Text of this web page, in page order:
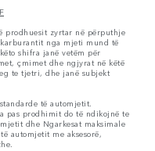
prodhuesit zyrtar në përputhje
nga mjeti mund të
shifra janë vetëm për
çmimet dhe ngjyrat në këtë
te tjetri, dhe janë subjekt
të automjetit.
pas prodhimit do të ndikojnë te
dhe Ngarkesat maksimale
automjetit me aksesorë,